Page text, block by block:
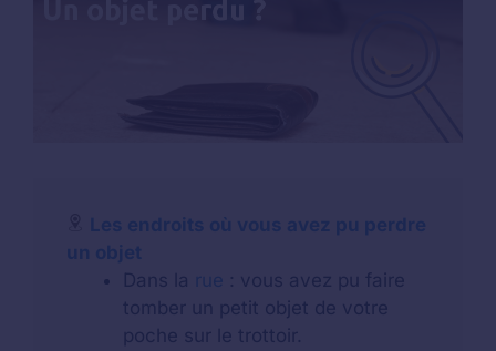
Les endroits où vous avez pu perdre
un objet
Dans la rue : vous avez pu faire
tomber un petit objet de votre
poche sur le trottoir.